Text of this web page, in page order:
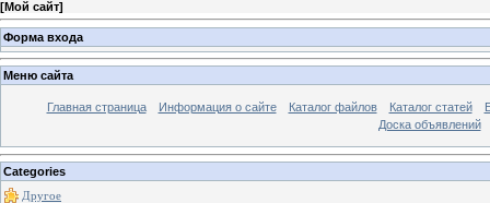
[Мой сайт]
Форма входа
Меню сайта
Главная страница Информация о сайте Каталог файлов Каталог статей
Доска объявлений
Categories
Другое